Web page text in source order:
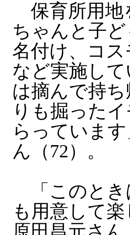
保育所用地
ちゃんと子
名付け、コ
など実施し
は摘んで持
りも掘った
らっていま
ん（72）。
「このとき
も用意して